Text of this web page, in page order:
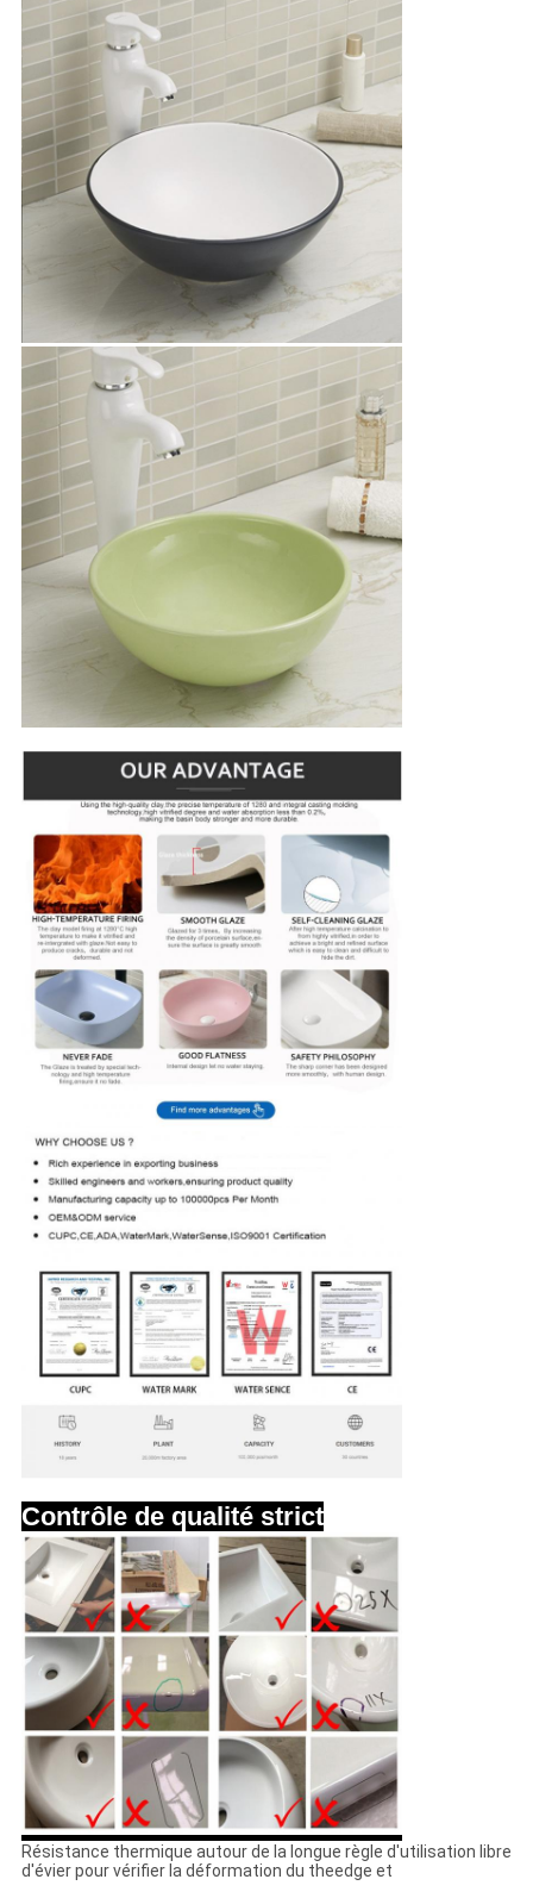
Contrôle de qualité strict
Résistance thermique autour de la longue règle d'utilisation libre
d'évierpour vérifier la déformation du theedge et